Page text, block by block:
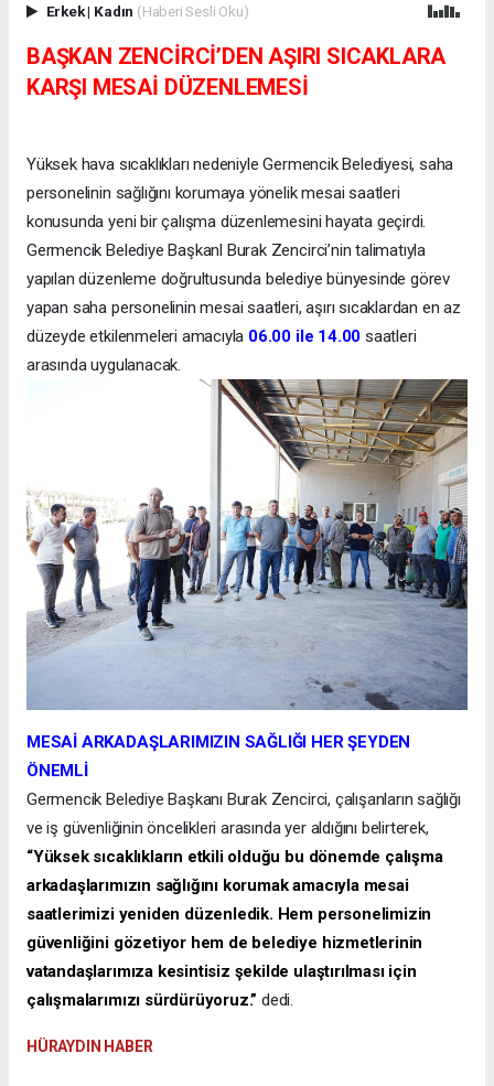
Erkek| Kadın (Haberi Sesli Oku)
BAŞKAN ZENCİRCİ’DEN AŞIRI SICAKLARA
KARŞI MESAİ DÜZENLEMESİ
Yüksek hava sıcaklıkları nedeniyle Germencik Belediyesi, saha
personelinin sağlığını korumaya yönelik mesai saatleri
konusunda yeni bir çalışma düzenlemesini hayata geçirdi.
Germencik Belediye Başkanl Burak Zencirci’nin talimatıyla
yapılan düzenleme doğrultusunda belediye bünyesinde görev
yapan saha personelinin mesai saatleri, aşırı sıcaklardan en az
düzeyde etkilenmeleri amacıyla 06.00 ile 14.00 saatleri
arasında uygulanacak.
MESAİ ARKADAŞLARIMIZIN SAĞLIĞI HER ŞEYDEN
ÖNEMLİ
Germencik Belediye Başkanı Burak Zencirci, çalışanların sağlığı
ve iş güvenliğinin öncelikleri arasında yer aldığını belirterek,
“Yüksek sıcaklıkların etkili olduğu bu dönemde çalışma
arkadaşlarımızın sağlığını korumak amacıyla mesai
saatlerimizi yeniden düzenledik. Hem personelimizin
güvenliğini gözetiyor hem de belediye hizmetlerinin
vatandaşlarımıza kesintisiz şekilde ulaştırılması için
çalışmalarımızı sürdürüyoruz.” dedi.
HÜRAYDIN HABER